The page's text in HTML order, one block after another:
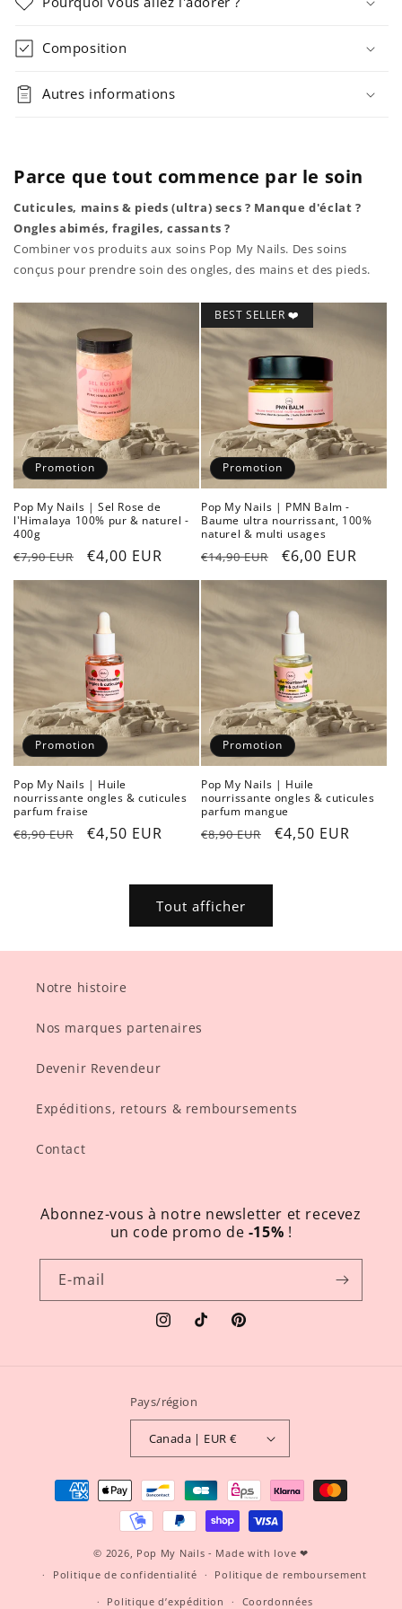
Composition
Autres informations
Parce que tout commence par le soin
Cuticules, mains & pieds (ultra) secs ? Manque d'éclat ?
Ongles abimés, fragiles, cassants ?
Combiner vos produits aux soins Pop My Nails. Des soins
conçus pour prendre soin des ongles, des mains et des pieds.
Promotion
Pop My Nails | Sel Rose de
l'Himalaya 100% pur & naturel -
400g
Prix
habituel
€7,90 EUR
Prix
promotionnel
€4,00 EUR
BEST SELLER ❤️
Promotion
Pop My Nails | PMN Balm -
Baume ultra nourrissant, 100%
naturel & multi usages
Prix
habituel
€14,90 EUR
Prix
promotionnel
€6,00 EUR
Promotion
Pop My Nails | Huile
nourrissante ongles & cuticules
parfum fraise
Prix
€8,90 EUR
Prix
€4,50 EUR
Promotion
Pop My Nails | Huile
nourrissante ongles & cuticules
parfum mangue
Prix
€8,90 EUR
Prix
€4,50 EUR
Tout afficher
Notre histoire
Nos marques partenaires
Devenir Revendeur
Expéditions, retours & remboursements
Contact
Abonnez-vous à notre newsletter et recevez
un code promo de -15% !
E-mail
InstagramTikTok Pinterest
Pays/région
Canada | EUR €
Moyens
© 2026, Pop My Nails - Made with love ❤
Politique de confidentialité
Politique de remboursement
Politique d’expédition
Coordonnées